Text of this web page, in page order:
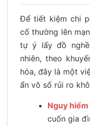
Để tiết kiệm chi
cố thường lên
tự ý lấy đồ
nhiên, theo
hóa, đây là một
ẩn vô số rủi ro
Nguy
cuốn gia